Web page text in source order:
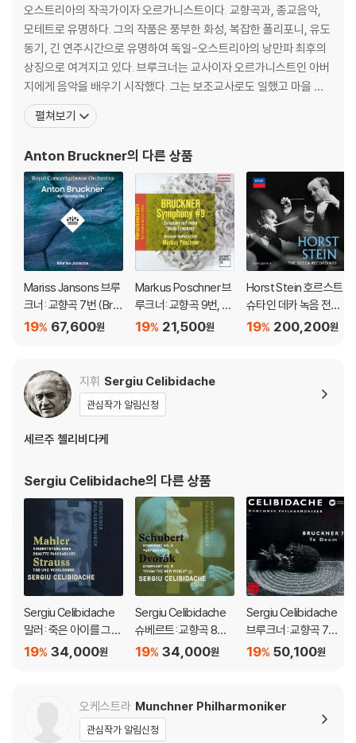
오스트리아의 작곡가이자 오르가니스트이다. 교향곡과, 종교음악,
모테트로 유명하다. 그의 작품은 풍부한 화성, 복잡한 폴리포니, 유도
동기, 긴 연주시간으로 유명하여 독일-오스트리아의 낭만파 최후의
상징으로 여겨지고 있다. 브루크너는 교사이자 오르가니스트인 아버
지에게 음악을 배우기 시작했다. 그는 보조교사로도 일했고 마을 악
단에서 바이올린을 켜기도 했으며 마침내 성 플로리안 성당의 오르가
니스트가 되었다. 생전에 오르가니스트로서 국제적인 명성을 얻었으
스승에게 작곡이나 대위법 등을 배워나갔으며 빈 음악원과
펼쳐보기
Anton Bruckner의 다른 상품
Mariss Jansons 브루
크너: 교향곡 7번 (Bru
ckner: Symphony N
67,600원
19%
Markus Poschner 브
루크너: 교향곡 9번, 교
향곡 F단조 ‘습작 교향
ny in F minor)
21,500원
19%
Horst Stein 호르스트
슈타인 데카 녹음 전집
(The Decca Recordi
200,200원
19%
지휘 Sergiu Celibidache
관심작가 알림신청
세르주 첼리비다케
Sergiu Celibidache의 다른 상품
Sergiu Celibidache
말러: 죽은 아이를 그리
는 노래 / R. 슈트라우
r, R. Strauss: Death a
nd Transfiguration)
[UHQCD]
34,000원
19%
Sergiu Celibidache
슈베르트: 교향곡 8번
'미완성' / 드보르작: 교
ished Symphony / D
vorak: From the Ne
w World) [UHQCD]
34,000원
19%
Sergiu Celibidache
브루크너: 교향곡 7번,
테 데움 (Bruckner: Sy
50,100원
19%
오케스트라 Munchner Philharmoniker
관심작가 알림신청